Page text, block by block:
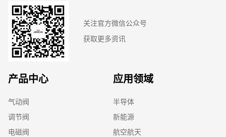
关注官方微信公众号
获取更多资讯
产品中心
气动阀
调节阀
电磁阀
应用领域
半导体
新能源
航空航天